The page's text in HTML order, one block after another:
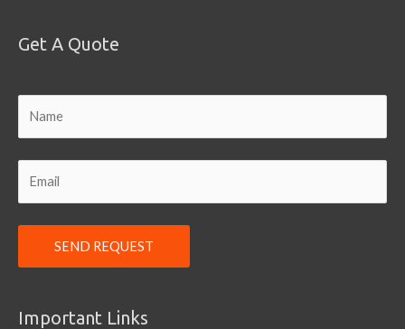
Get A Quote
Important Links